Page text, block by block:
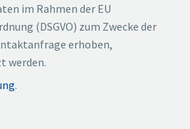
im Rahmen der EU
(DSGVO) zum Zwecke der
erhoben,
werden.
.